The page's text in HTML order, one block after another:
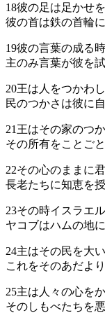
18彼の足は足かせ
彼の首は鉄の首輪に
19彼の言葉の成る時
主のみ言葉が彼を試
20王は人をつかわ
民のつかさは彼に
21 王はその家のつ
その所有をことご
22その心のままに
長老たちに知恵を授
23その時イスラエ
ヤコブはハムの地
24主はその民を大
これをそのあだよ
25主は人々の心を
そのしもべたちを